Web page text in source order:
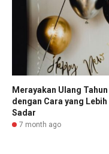
Merayakan Ulang Tahun
dengan Cara yang Lebih
Sadar
7 month ago